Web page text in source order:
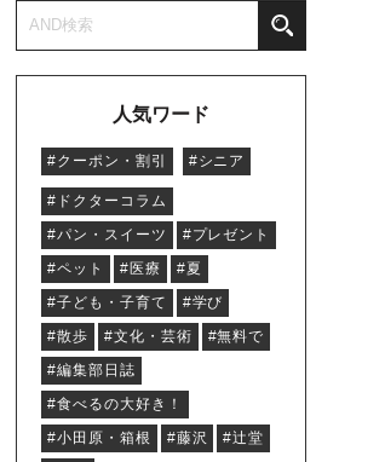
人気ワード
#クーポン・割引 #シニア
#ドクターコラム
#パン・スイーツ
#プレゼント
#ペット
#医療
#夏
#子ども・子育て
#学び
#散歩
#文化・芸術
#無料で
#編集部日誌
#食べるの大好き！
#小田原・箱根
#藤沢
#辻堂